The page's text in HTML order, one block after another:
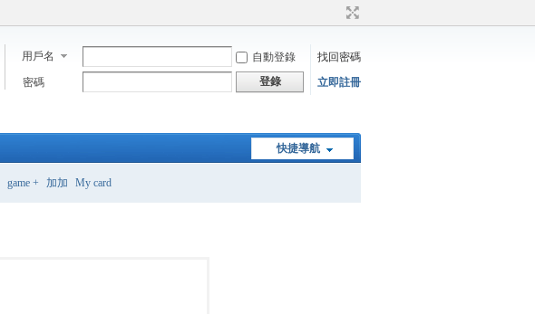
用戶名 自動登錄
找回密碼
密碼
登錄 立即註冊
快捷導航
game + 加加 My card